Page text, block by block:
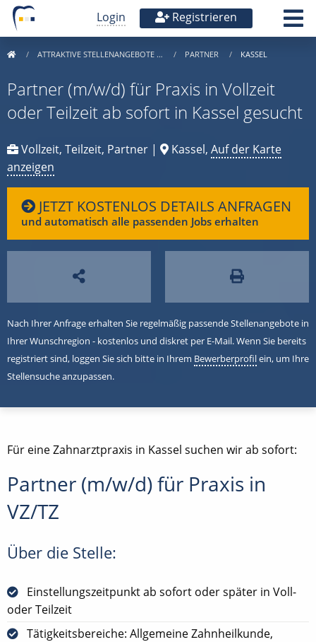
Login Registrieren
ATTRAKTIVE STELLENANGEBOTE … PARTNER KASSEL
Partner (m/w/d) für Praxis in Vollzeit
oder Teilzeit ab sofort in Kassel gesucht
Vollzeit, Teilzeit, Partner | Kassel, Auf der Karte
anzeigen
JETZT KOSTENLOS DETAILS ANFRAGEN
und automatisch alle passenden Jobs erhalten
Nach Ihrer Anfrage erhalten Sie regelmäßig passende Stellenangebote in
Ihrer Wunschregion - kostenlos und diskret per E-Mail. Wenn Sie bereits
registriert sind, loggen Sie sich bitte in Ihrem Bewerberprofilein, um Ihre
Stellensuche anzupassen.
Für eine Zahnarztpraxis in Kassel suchen wir ab sofort:
Partner (m/w/d) für Praxis in
VZ/TZ
Über die Stelle:
Einstellungszeitpunkt ab sofort oder später in Voll-
oder Teilzeit
Tätigkeitsbereiche: Allgemeine Zahnheilkunde,